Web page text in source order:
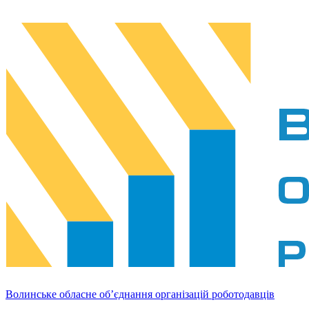
Волинське обласне об’єднання організацій роботодавців